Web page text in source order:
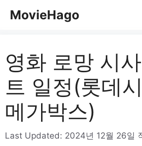
건
기
MovieHago
영화 로망 시
트 일정(롯데
메가박스)
Last Updated: 2024년 12월 26일